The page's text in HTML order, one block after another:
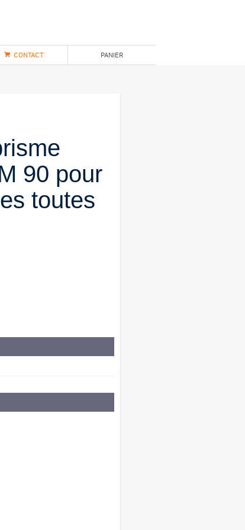
CONTACT PANIER
90 pour
toutes